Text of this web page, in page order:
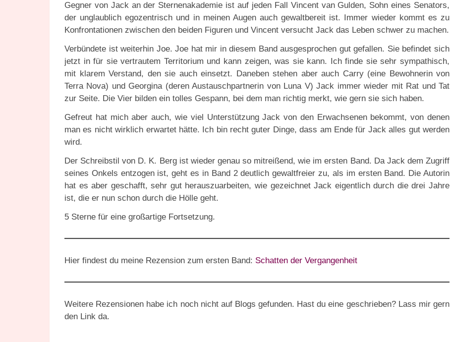
Gegner von Jack an der Sternenakademie ist auf jeden Fall Vincent van Gulden, Sohn eines Senators,
der unglaublich egozentrisch und in meinen Augen auch gewaltbereit ist. Immer wieder kommt es zu
Konfrontationen zwischen den beiden Figuren und Vincent versucht Jack das Leben schwer zu machen.
Verbündete ist weiterhin Joe. Joe hat mir in diesem Band ausgesprochen gut gefallen. Sie befindet sich
jetzt in für sie vertrautem Territorium und kann zeigen, was sie kann. Ich finde sie sehr sympathisch,
mit klarem Verstand, den sie auch einsetzt. Daneben stehen aber auch Carry (eine Bewohnerin von
Terra Nova) und Georgina (deren Austauschpartnerin von Luna V) Jack immer wieder mit Rat und Tat
zur Seite. Die Vier bilden ein tolles Gespann, bei dem man richtig merkt, wie gern sie sich haben.
Gefreut hat mich aber auch, wie viel Unterstützung Jack von den Erwachsenen bekommt, von denen
man es nicht wirklich erwartet hätte. Ich bin recht guter Dinge, dass am Ende für Jack alles gut werden
wird.
Der Schreibstil von D. K. Berg ist wieder genau so mitreißend, wie im ersten Band. Da Jack dem Zugriff
seines Onkels entzogen ist, geht es in Band 2 deutlich gewaltfreier zu, als im ersten Band. Die Autorin
hat es aber geschafft, sehr gut herauszuarbeiten, wie gezeichnet Jack eigentlich durch die drei Jahre
ist, die er nun schon durch die Hölle geht.
5 Sterne für eine großartige Fortsetzung.
Hier findest du meine Rezension zum ersten Band: Schatten der Vergangenheit
Weitere Rezensionen habe ich noch nicht auf Blogs gefunden. Hast du eine geschrieben? Lass mir gern
den Link da.